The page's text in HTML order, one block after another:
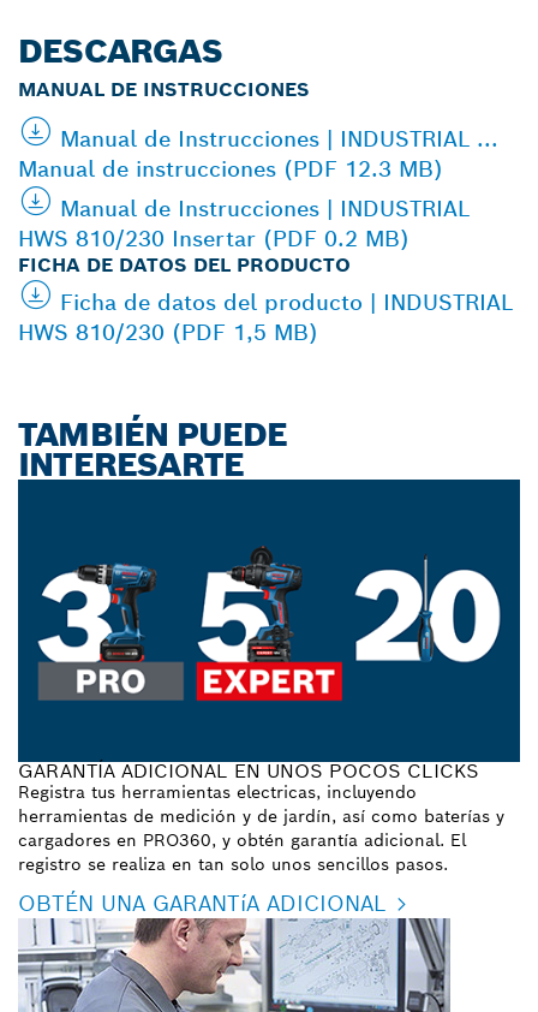
DESCARGAS
MANUAL DE INSTRUCCIONES
Manual de Instrucciones | INDUSTRIAL ...
Manual de instrucciones (PDF 12.3 MB)
Manual de Instrucciones | INDUSTRIAL
HWS 810/230 Insertar (PDF 0.2 MB)
FICHA DE DATOS DEL PRODUCTO
Ficha de datos del producto | INDUSTRIAL
HWS 810/230 (PDF 1,5 MB)
TAMBIÉN PUEDE
INTERESARTE
GARANTÍA ADICIONAL EN UNOS POCOS CLICKS
Registra tus herramientas electricas, incluyendo
herramientas de medición y de jardín, así como baterías y
cargadores en PRO360, y obtén garantía adicional. El
registro se realiza en tan solo unos sencillos pasos.
OBTÉN UNA GARANTíA ADICIONAL